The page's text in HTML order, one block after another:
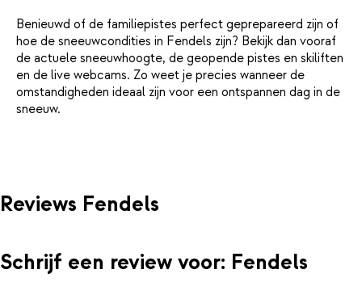
Benieuwd of de familiepistes perfect geprepareerd zijn of
hoe de sneeuwcondities in Fendels zijn? Bekijk dan vooraf
de actuele sneeuwhoogte, de geopende pistes en skiliften
en de live webcams. Zo weet je precies wanneer de
omstandigheden ideaal zijn voor een ontspannen dag in de
sneeuw.
Reviews Fendels
Schrijf een review voor: Fendels